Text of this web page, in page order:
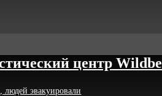
центр
людей эвакуировали